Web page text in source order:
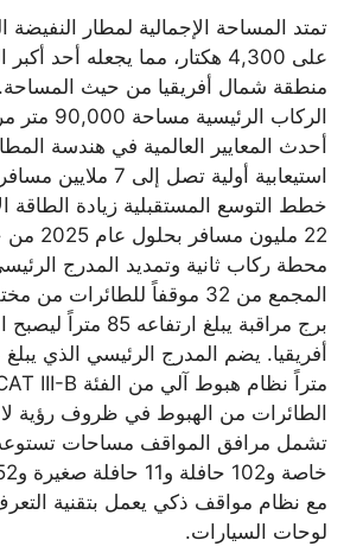
تمتد المساحة الإجمالية لمطار النفيضة
على 4,300 هكتار، مما يجعله أحد
منطقة شمال أفريقيا من حيث
الركاب
أحدث المعايير العالمية في هندسة
استيعابية أولية تصل
خطط التوسع المستقبلية زيادة الطاقة
22 مليون
محطة ركاب ثانية وتمديد المدرج
المجمع من 32 موقفاً للطائرات
برج مراقبة يبلغ
مع نظام مواقف ذكي يعمل بتقنية
لوحات السيارات.